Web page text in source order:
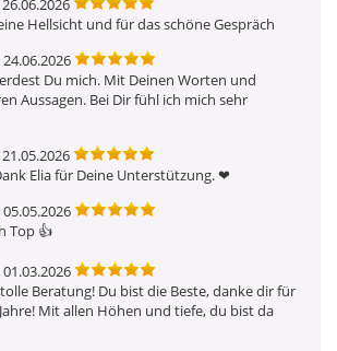
Hellsicht und für das schöne Gespräch
Du mich. Mit Deinen Worten und
Aussagen. Bei Dir fühl ich mich sehr
Elia für Deine Unterstützung. ❤
Top 👍
Beratung! Du bist die Beste, danke dir für
Mit allen Höhen und tiefe, du bist da